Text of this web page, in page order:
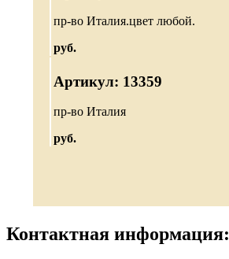
пр-во Италия.цвет любой.
руб.
Артикул: 13359
пр-во Италия
руб.
Контактная информация: